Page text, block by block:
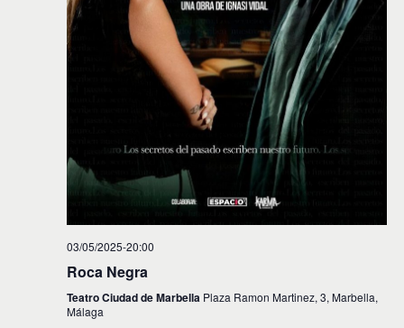
03/05/2025-20:00
Roca Negra
Teatro Ciudad de Marbella Plaza Ramon Martinez, 3, Marbella,
Málaga